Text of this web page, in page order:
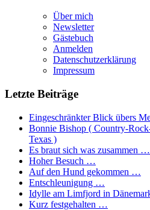
Über mich
Newsletter
Gästebuch
Anmelden
Datenschutzerklärung
Impressum
Letzte Beiträge
Eingeschränkter Blick übers
Bonnie Bishop ( Country-
Texas )
Es braut sich was zusammen
Hoher Besuch …
Auf den Hund gekommen …
Entschleunigung …
Idylle am Limfjord in
Kurz festgehalten …